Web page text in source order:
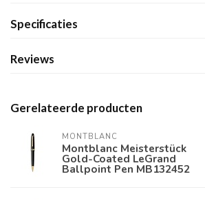
Specificaties
Reviews
Gerelateerde producten
MONTBLANC
Montblanc Meisterstück
Gold-Coated LeGrand
Ballpoint Pen MB132452